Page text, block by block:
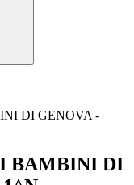
DI GENOVA -
BAMBINI DI